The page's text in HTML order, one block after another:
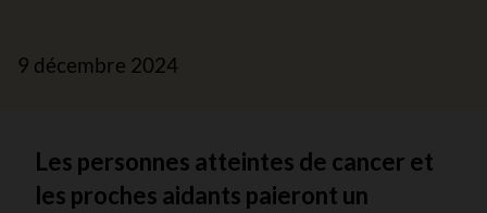
9 décembre 2024
Les personnes atteintes de cancer et
les proches aidants paieront un